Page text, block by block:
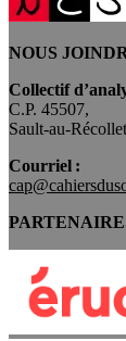
NOUS
Collectif
C.P. 45507,
Sault-au-
Courriel :